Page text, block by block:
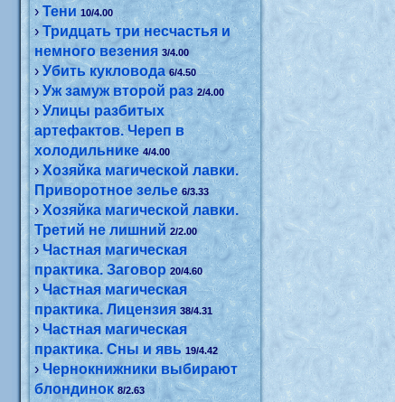
›Тени 10/4.00
›Тридцать три несчастья и
немного везения 3/4.00
›Убить кукловода 6/4.50
›Уж замуж второй раз 2/4.00
›Улицы разбитых
артефактов. Череп в
холодильнике 4/4.00
›Хозяйка магической лавки.
Приворотное зелье 6/3.33
›Хозяйка магической лавки.
Третий не лишний 2/2.00
›Частная магическая
практика. Заговор 20/4.60
›Частная магическая
практика. Лицензия 38/4.31
›Частная магическая
практика. Сны и явь 19/4.42
›Чернокнижники выбирают
блондинок 8/2.63